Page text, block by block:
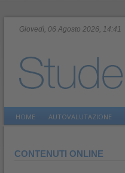
Giovedì, 06 Agosto 2026, 14:41
HOME AUTOVALUTAZIONE
CONTENUTI ONLINE